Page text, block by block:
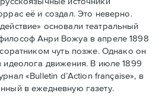
её и создал. Это неверно.
основали театральный
Анри Вожуа в апреле 1898
чуть позже. Однако он
идеолога движения. В июле 1899
«Bulletin d’Action française», в
в ежедневную газету.